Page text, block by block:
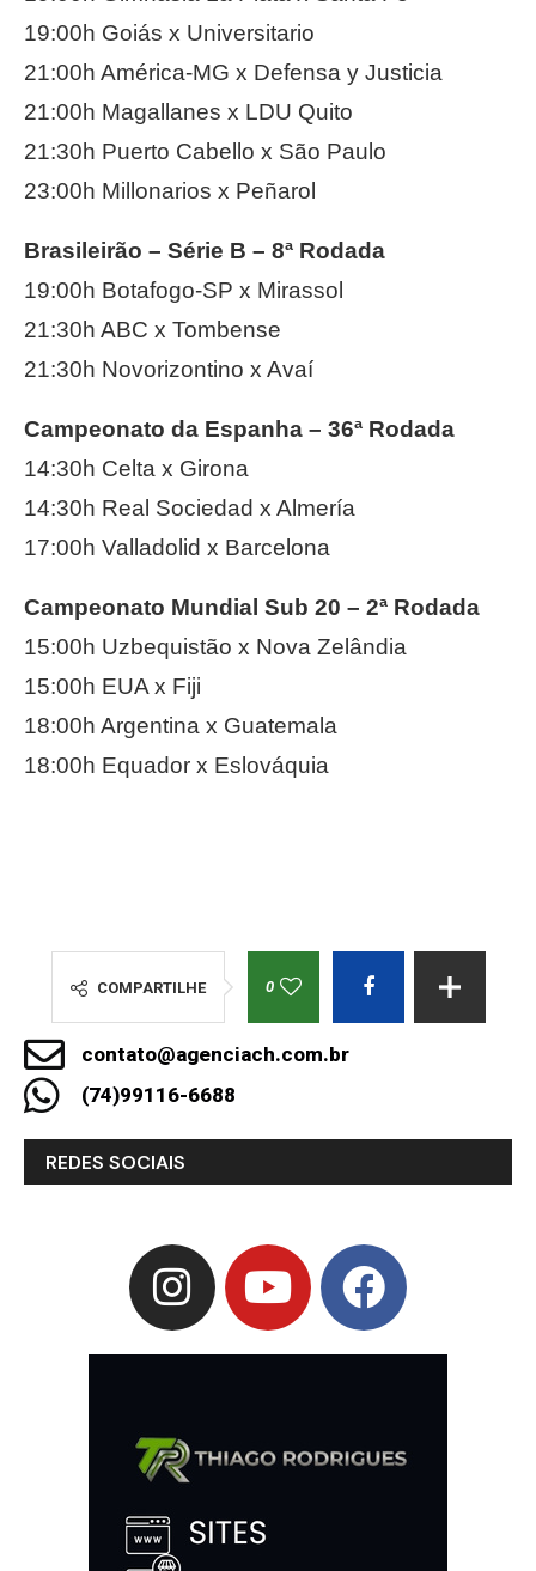
19:00h Goiás x Universitario
21:00h América-MG x Defensa y Justicia
21:00h Magallanes x LDU Quito
21:30h Puerto Cabello x São Paulo
23:00h Millonarios x Peñarol
Brasileirão – Série B – 8ª Rodada
19:00h Botafogo-SP x Mirassol
21:30h ABC x Tombense
21:30h Novorizontino x Avaí
Campeonato da Espanha – 36ª Rodada
14:30h Celta x Girona
14:30h Real Sociedad x Almería
17:00h Valladolid x Barcelona
Campeonato Mundial Sub 20 – 2ª Rodada
15:00h Uzbequistão x Nova Zelândia
15:00h EUA x Fiji
18:00h Argentina x Guatemala
18:00h Equador x Eslováquia
COMPARTILHE 0
contato@agenciach.com.br
(74)99116-6688
REDES SOCIAIS